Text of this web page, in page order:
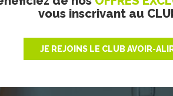
vous inscrivant au
JE REJOINS LE CLUB AVOIR-
l’autrice disperse son
Entre spontanéité parfois
dialogues perdent de leur acuité.
jeune Raoul permettent de
organisé qui en laissera
de bon aloi, entre humour et